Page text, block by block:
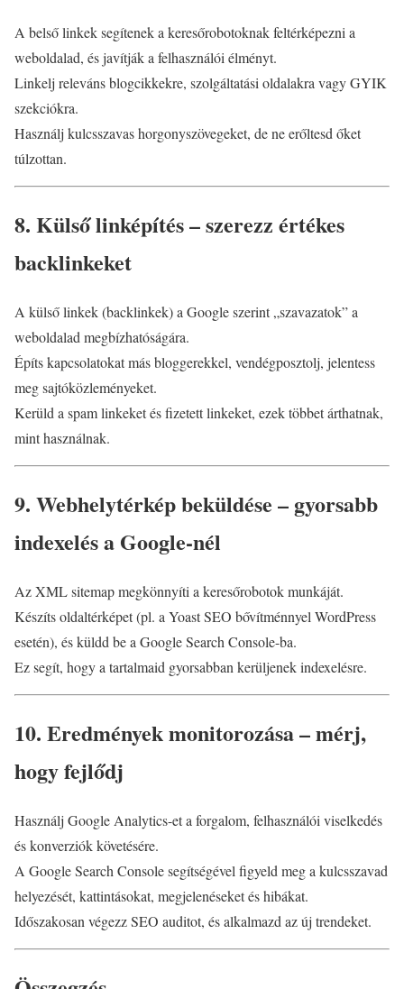
A belső linkek segítenek a keresőrobotoknak feltérképezni a
weboldalad, és javítják a felhasználói élményt.
Linkelj releváns blogcikkekre, szolgáltatási oldalakra vagy GYIK
szekciókra.
Használj kulcsszavas horgonyszövegeket, de ne erőltesd őket
túlzottan.
8. Külső linképítés – szerezz értékes
backlinkeket
A külső linkek (backlinkek) a Google szerint „szavazatok” a
weboldalad megbízhatóságára.
Építs kapcsolatokat más bloggerekkel, vendégposztolj, jelentess
meg sajtóközleményeket.
Kerüld a spam linkeket és fizetett linkeket, ezek többet árthatnak,
mint használnak.
9. Webhelytérkép beküldése – gyorsabb
indexelés a Google-nél
Az XML sitemap megkönnyíti a keresőrobotok munkáját.
Készíts oldaltérképet (pl. a Yoast SEO bővítménnyel WordPress
esetén), és küldd be a Google Search Console-ba.
Ez segít, hogy a tartalmaid gyorsabban kerüljenek indexelésre.
10. Eredmények monitorozása – mérj,
hogy fejlődj
Használj Google Analytics-et a forgalom, felhasználói viselkedés
és konverziók követésére.
A Google Search Console segítségével figyeld meg a kulcsszavad
helyezését, kattintásokat, megjelenéseket és hibákat.
Időszakosan végezz SEO auditot, és alkalmazd az új trendeket.